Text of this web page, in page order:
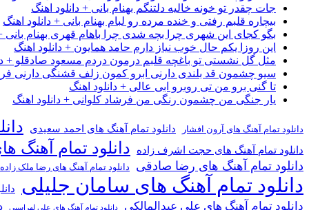
جات چقدر تو خونه خالیه دلتنگم بهنام بانی + دانلود اهنگ
بیچاره قلبم رفتی و خنده مرده رو لبام بهنام بانی + دانلود اهنگ
بگو کجای این شهری چرا بچه شدی چرا باهام قهری بهنام بانی +
این روزا یکم حال خوب نیاز دارم حامد همایون + دانلود اهنگ
مثل گل نشستی تو باغچه قلبم درمون دردم مسعود صادقلو +
سیو چشمون قد بلندی دارنی ابرو کمون زلف قشنگی دارنی
تا گنی برو من تی روبرو ابی عالی + دانلود اهنگ
یار جنگی من چشمون رنگی من فرشاد کلوانی + دانلود اهنگ
دانلود تمام آهنگ های آرون افشار دانلود تمام آهنگ های احمد سعیدی
دانلود تمام آهنگ های حجت اشرف زاده دانلود تمام آهنگ
دانلود تمام آهنگ های رضا صادقی دانلود تمام آهنگ های رضا ملک زاده
دانلود تمام آهنگ های سامان جلیلی
دانلود تمام آهنگ های علی عبدالمالکی دانلود تمام آهنگ های علی لهراسبی